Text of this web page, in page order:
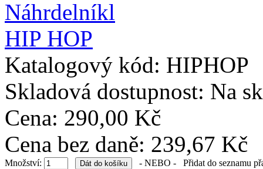
Katalogový kód: HIPHOP
Skladová dostupnost: Na
Cena: 290,00 Kč
Cena bez daně: 239,67 Kč
Množství: - NEBO -
Přidat do seznamu